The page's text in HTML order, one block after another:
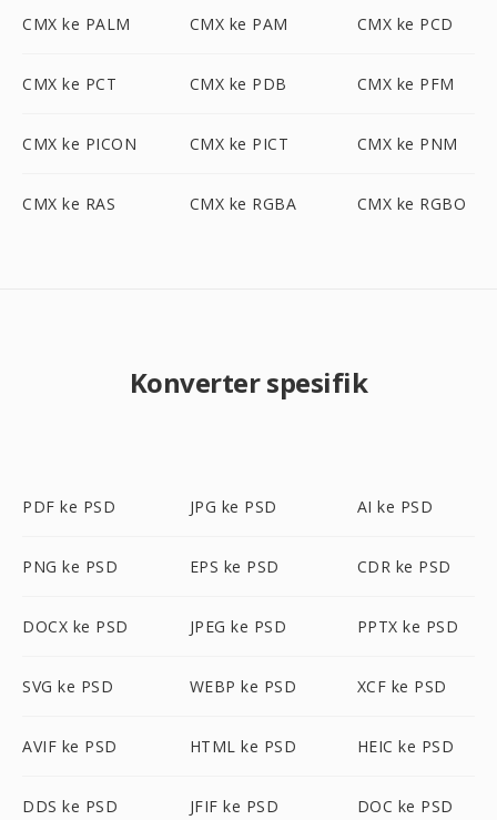
CMX ke PALM CMX ke PAM CMX ke PCD
CMX ke PCT CMX ke PDB CMX ke PFM
CMX ke PICON CMX ke PICT CMX ke PNM
CMX ke RAS CMX ke RGBA CMX ke RGBO
Konverter spesifik
PDF ke PSD JPG ke PSD AI ke PSD
PNG ke PSD EPS ke PSD CDR ke PSD
DOCX ke PSD JPEG ke PSD PPTX ke PSD
SVG ke PSD WEBP ke PSD XCF ke PSD
AVIF ke PSD HTML ke PSD HEIC ke PSD
DDS ke PSD JFIF ke PSD DOC ke PSD